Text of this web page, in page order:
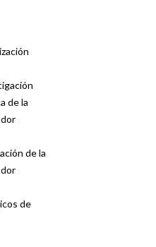
de la
de la
de